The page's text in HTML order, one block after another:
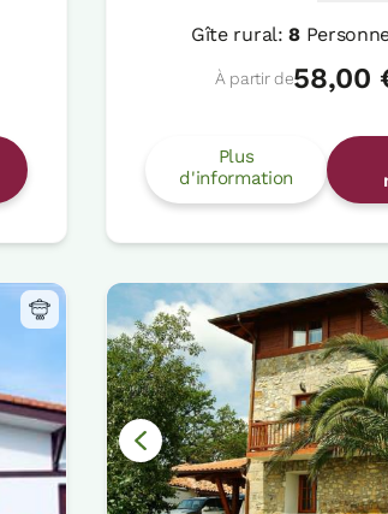
Gîte rural:8
À partir de58,00
Plus
d'information